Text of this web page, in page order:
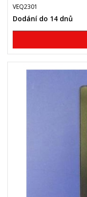
VEQ2301
Dodání do 14 dnů